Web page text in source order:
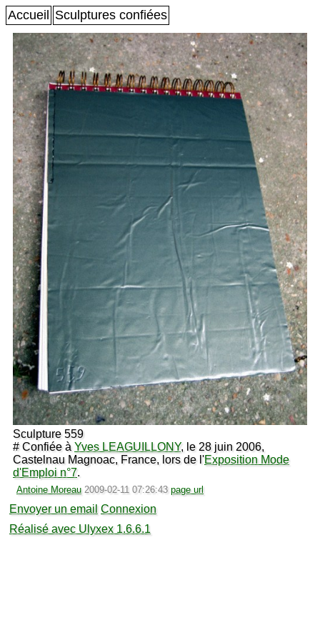
Accueil Sculptures confiées
Sculpture 559
# Confiée à Yves LEAGUILLONY, le 28 juin 2006,
Castelnau Magnoac, France, lors de l'Exposition Mode
d'Emploi n°7.
Antoine Moreau 2009-02-11 07:26:43 page url
Envoyer un email Connexion
Réalisé avec Ulyxex 1.6.6.1